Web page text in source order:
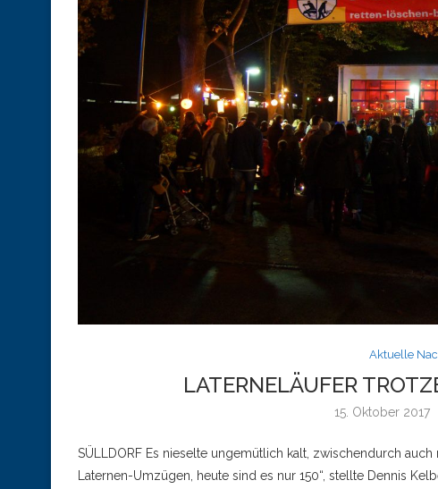
Aktuelle
LATERNELÄUFER
15. Oktober 2017
SÜLLDORF Es nieselte ungemütlich kalt, zwischendurch
Laternen-Umzügen, heute sind es nur 150“, stellte Dennis